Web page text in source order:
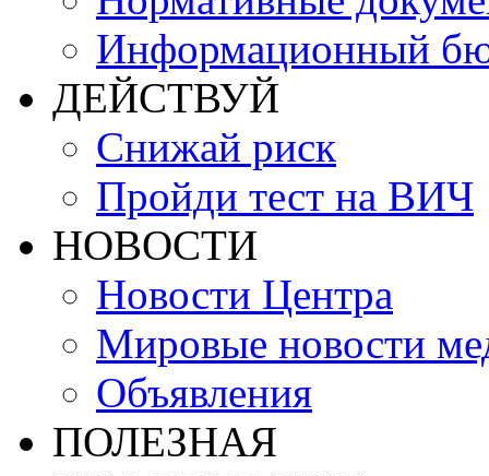
Информационный
ДЕЙСТВУЙ
Снижай риск
Пройди тест на ВИЧ
НОВОСТИ
Новости Центра
Мировые новости
Объявления
ПОЛЕЗНАЯ